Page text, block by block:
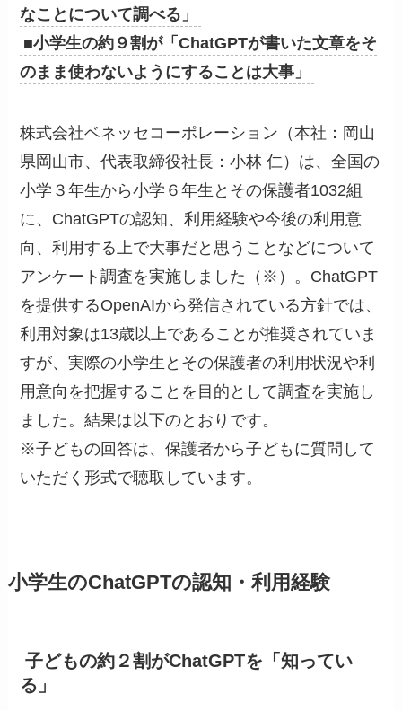
なことについて調べる」
■小学生の約９割が「ChatGPTが書いた文章をそ
のまま使わないようにすることは大事」
株式会社ベネッセコーポレーション（本社：岡山
県岡山市、代表取締役社長：小林 仁）は、全国の
小学３年生から小学６年生とその保護者1032組
に、ChatGPTの認知、利用経験や今後の利用意
向、利用する上で大事だと思うことなどについて
アンケート調査を実施しました（※）。ChatGPT
を提供するOpenAIから発信されている方針では、
利用対象は13歳以上であることが推奨されていま
すが、実際の小学生とその保護者の利用状況や利
用意向を把握することを目的として調査を実施し
ました。結果は以下のとおりです。
※子どもの回答は、保護者から子どもに質問して
いただく形式で聴取しています。
小学生のChatGPTの認知・利用経験
子どもの約２割がChatGPTを「知ってい
る」